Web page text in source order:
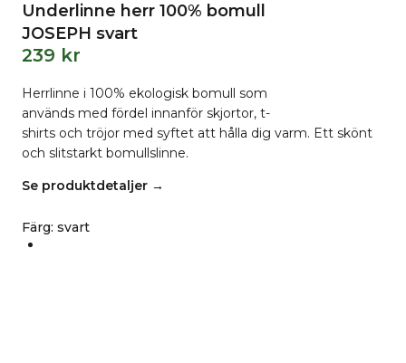
Underlinne herr 100% bomull
JOSEPH svart
239 kr
Herrlinne i 100% ekologisk bomull som
används med fördel innanför skjortor, t-
shirts och tröjor med syftet att hålla dig varm. Ett skönt
och slitstarkt bomullslinne.
Se produktdetaljer →
Färg: svart